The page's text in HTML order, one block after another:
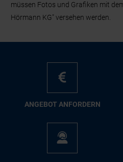
müssen Fotos und Grafiken mit
Hörmann KG" versehen werden.
AN­GE­BOT AN­FOR­DERN